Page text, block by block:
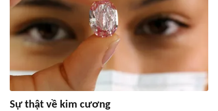
Sự thật về kim cương